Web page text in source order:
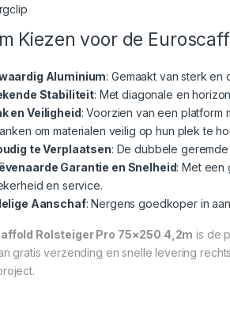
Kiezen voor de
Aluminium: Gemaakt van sterk
Stabiliteit: Met diagonale en
en Veiligheid: Voorzien van een platform
om materialen veilig op hun plek te
te Verplaatsen: De dubbele
Garantie en Snelheid: Met een
en service.
Aanschaf: Nergens goedkoper in
Rolsteiger Pro 75×250 4,2m is de
gratis verzending en snelle levering